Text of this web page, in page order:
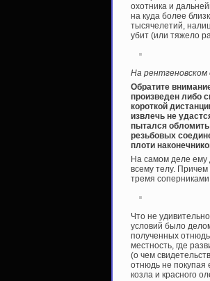
охотника и
на куда более
тысячелетий,
убит (или тяжело
На рентгеновском
Обратите
произведен либо
короткой
извлечь не
пытался
резьбовых
плоти
На самом деле
всему телу.
тремя
Что не
условий было
полученных
местность, где
(о чем
отнюдь не покупая
козла и красного